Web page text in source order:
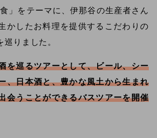
」をテーマに、伊那谷の生産者さん
かしたお料理を提供するこだわりの
巡りました。
を巡るツアーとして、ビール、シー
、日本酒と、豊かな風土から生まれ
会うことができるバスツアーを開催